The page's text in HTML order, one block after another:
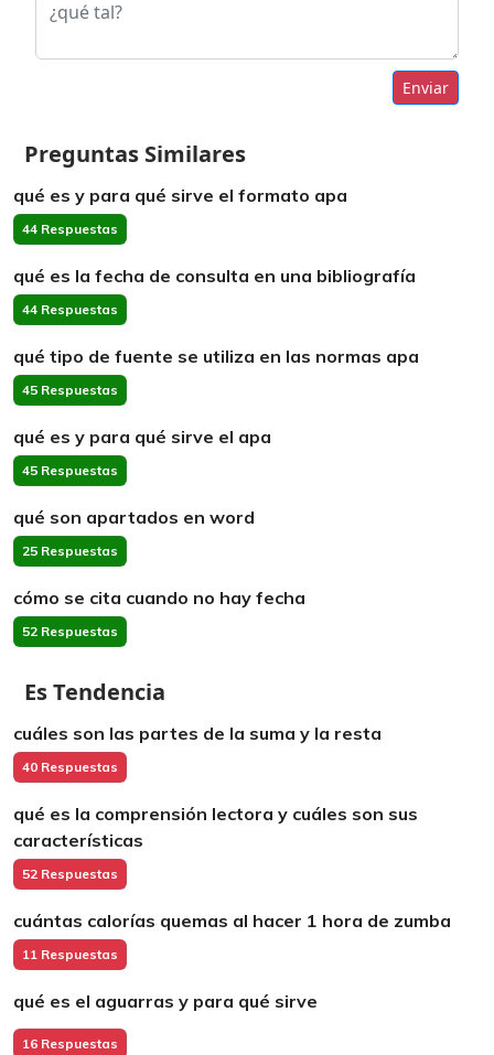
Enviar
Preguntas Similares
qué es y para qué sirve el formato apa
44 Respuestas
qué es la fecha de consulta en una bibliografía
44 Respuestas
qué tipo de fuente se utiliza en las normas apa
45 Respuestas
qué es y para qué sirve el apa
45 Respuestas
qué son apartados en word
25 Respuestas
cómo se cita cuando no hay fecha
52 Respuestas
Es Tendencia
cuáles son las partes de la suma y la resta
40 Respuestas
qué es la comprensión lectora y cuáles son sus
características
52 Respuestas
cuántas calorías quemas al hacer 1 hora de zumba
11 Respuestas
qué es el aguarras y para qué sirve
16 Respuestas